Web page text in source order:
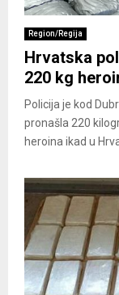
Region/Regija
Hrvatska
220 kg
Policija je kod
pronašla 220
heroina ikad u